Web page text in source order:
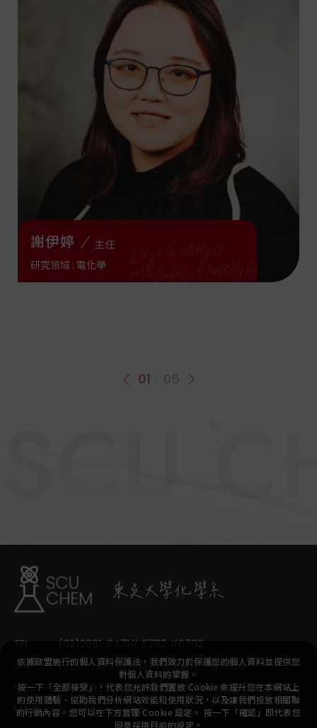
[上學期常駐獎學金]潘萬幸獎學金_申請辦法
2026
MAR
115年化學系傑出系友
12
2026
書報討論公告
114學年度下學期_書報討論進度表
114學年度下學期_書報討論進度表
謝伊婷
主任
研究領域 : 電化學
01
TEL (02)2881-9471# 6782 #6792
ADD 台北市士林區臨溪路70號超庸館三樓M305
INFO 週一至週五：上午8:30 至下午5:00
MAIL chem@scu.edu.tw
依據歐盟施行的個人資料保護法，我們致力於保護您的個人資料並提供您
對個人資料的掌握。
按一下「全部接受」，代表您允許我們置放 Cookie 來提升您在本網站上
的使用體驗、協助我們分析網站效能和使用狀況，以及讓我們投放相關聯
的行銷內容。您可以在下方管理 Cookie 設定。 按一下「確認」即代表您
同意採用目前的設定。